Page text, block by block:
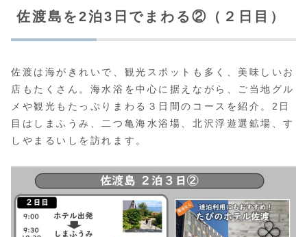
佐渡島を2泊3日でまわる②（２日目）
佐渡は海がきれいで、観光スポットも多く、美味しいお
店もたくさん。海水浴を中心に据えながら、ご当地グル
メや観光もたっぷりまわる３日間のコースを紹介。2日
目はしまふうみ、二つ亀海水浴場、北沢浮遊選鉱場、す
しやまるいしを訪れます。